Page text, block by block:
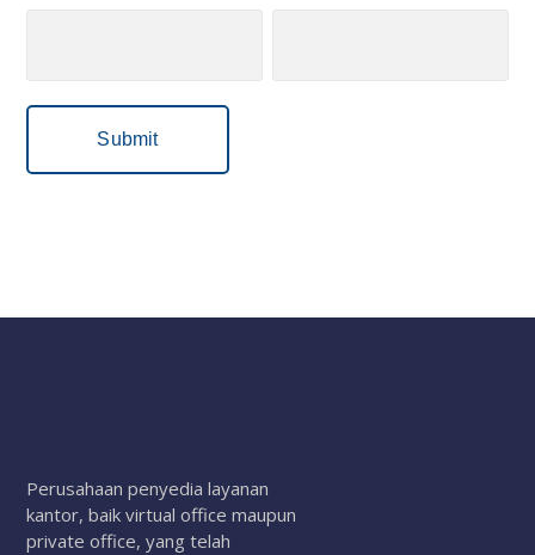
Perusahaan penyedia layanan
kantor, baik virtual office maupun
private office, yang telah